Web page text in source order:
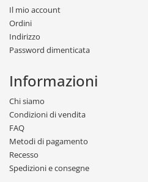
Il mio account
Ordini
Indirizzo
Password dimenticata
Informazioni
Chi siamo
Condizioni di vendita
FAQ
Metodi di pagamento
Recesso
Spedizioni e consegne